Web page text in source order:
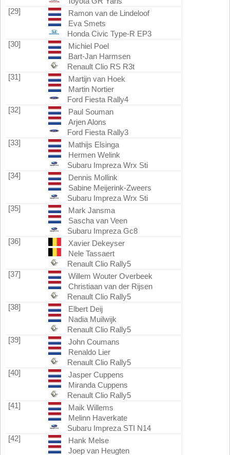
[29]
Ramon van de Lindeloof
Eva Smets
Honda Civic Type-R EP3
[30]
Michiel Poel
Bart-Jan Harmsen
Renault Clio RS R3t
[31]
Martijn van Hoek
Martin Nortier
Ford Fiesta Rally4
[32]
Paul Souman
Arjen Alons
Ford Fiesta Rally3
[33]
Mathijs Elsinga
Hermen Welink
Subaru Impreza Wrx Sti
[34]
Dennis Mollink
Sabine Meijerink-Zweers
Subaru Impreza Wrx Sti
[35]
Mark Jansma
Sascha van Veen
Subaru Impreza Gc8
[36]
Xavier Dekeyser
Nele Tassaert
Renault Clio Rally5
[37]
Willem Wouter Overbeek
Christiaan van der Rijsen
Renault Clio Rally5
[38]
Elbert Deij
Nadia Muilwijk
Renault Clio Rally5
[39]
John Coumans
Renaldo Lier
Renault Clio Rally5
[40]
Jasper Cuppens
Miranda Cuppens
Renault Clio Rally5
[41]
Maik Willems
Melinn Haverkate
Subaru Impreza STI N14
[42]
Hank Melse
Joep van Heugten